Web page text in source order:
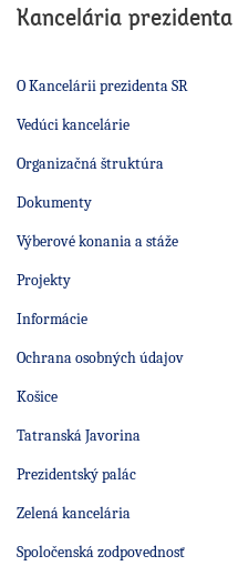
Kancelária prezidenta
O Kancelárii prezidenta SR
Vedúci kancelárie
Organizačná štruktúra
Dokumenty
Výberové konania a stáže
Projekty
Informácie
Ochrana osobných údajov
Košice
Tatranská Javorina
Prezidentský palác
Zelená kancelária
Spoločenská zodpovednosť